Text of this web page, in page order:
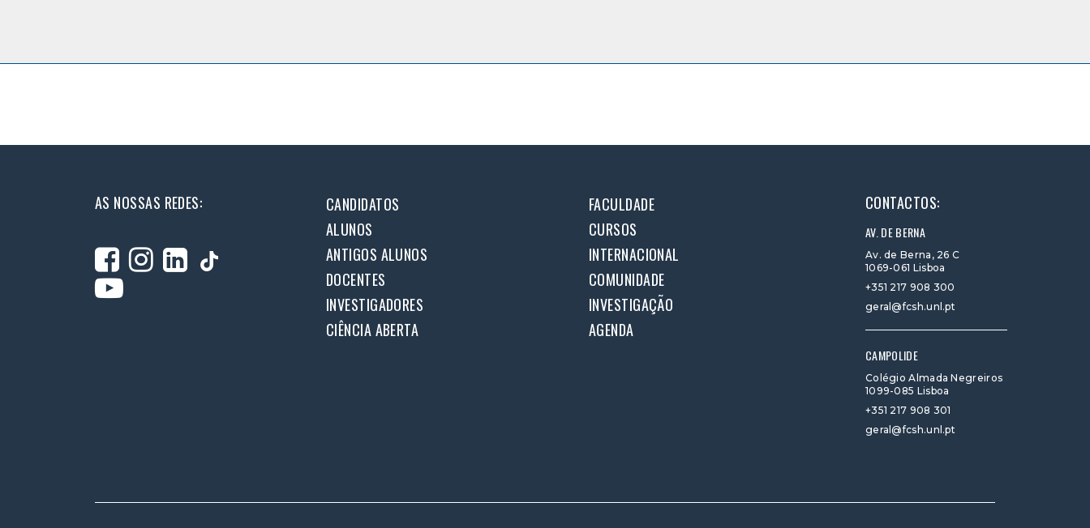
AS NOSSAS REDES: CANDIDATOS
FACULDADE
ALUNOS
CURSOS
ANTIGOS ALUNOS
INTERNACIONAL
DOCENTES
COMUNIDADE
INVESTIGADORES
INVESTIGAÇÃO
CIÊNCIA ABERTA
AGENDA
CONTACTOS:
AV. DE BERNA
Av. de Berna, 26 C
1069-061 Lisboa
+351 217 908 300
geral@fcsh.unl.pt
CAMPOLIDE
Colégio Almada Negreiros
1099-085 Lisboa
+351 217 908 301
geral@fcsh.unl.pt